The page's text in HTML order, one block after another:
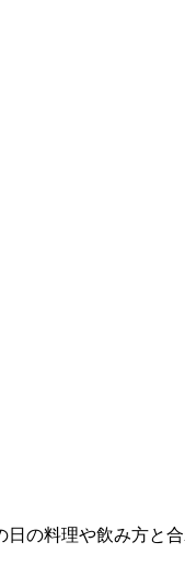
の料理や飲み方と